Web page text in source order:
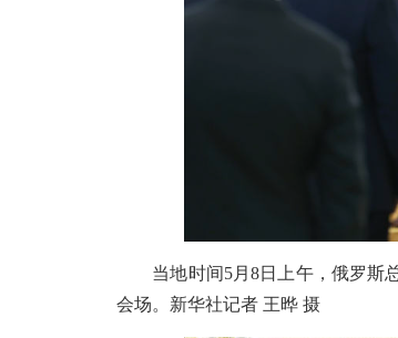
当地时间5月8日上午，俄罗斯
会场。新华社记者 王晔 摄